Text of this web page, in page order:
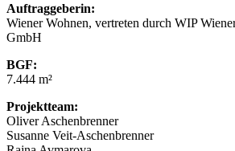
Auftraggeberin:
Wiener Wohnen, vertreten durch WIP
GmbH
BGF:
7.444 m²
Projektteam:
Oliver Aschenbrenner
Susanne Veit-Aschenbrenner